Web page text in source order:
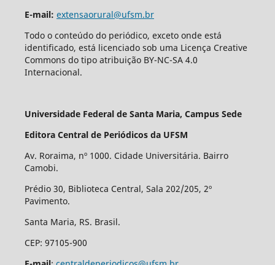
E-mail: extensaorural@ufsm.br
Todo o conteúdo do periódico, exceto onde está
identificado, está licenciado sob uma Licença Creative
Commons do tipo atribuição BY-NC-SA 4.0
Internacional.
Universidade Federal de Santa Maria, Campus Sede
Editora Central de Periódicos da UFSM
Av. Roraima, nº 1000. Cidade Universitária. Bairro
Camobi.
Prédio 30, Biblioteca Central, Sala 202/205, 2º
Pavimento.
Santa Maria, RS. Brasil.
CEP: 97105-900